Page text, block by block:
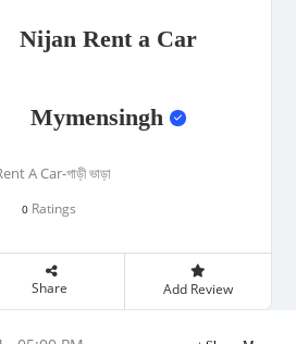
Nijan Rent a Car
Mymensingh
A Car-গাড়ী ভাড়া
0 Ratings
Share Add Review